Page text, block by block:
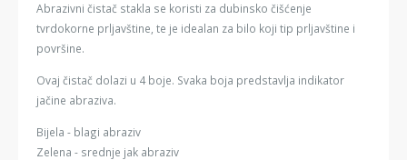
Abrazivni čistač stakla se koristi za dubinsko čišćenje
tvrdokorne prljavštine, te je idealan za bilo koji tip prljavštine i
površine.
Ovaj čistač dolazi u 4 boje. Svaka boja predstavlja indikator
jačine abraziva.
Bijela - blagi abraziv
Zelena - srednje jak abraziv